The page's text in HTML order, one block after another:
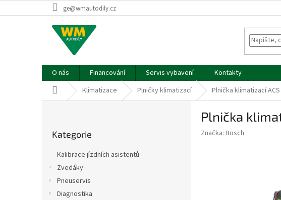
na
ge@wmautodily.cz
O nás Financování Servis vybavení
Kontakty
Domů Klimatizace Plničky klimatizací Plnička klimatizací ACS
kategorie
Kategorie
Kalibrace jízdních asistentů
Zvedáky
Pneuservis
Diagnostika
Plnička
Značka: Bosch